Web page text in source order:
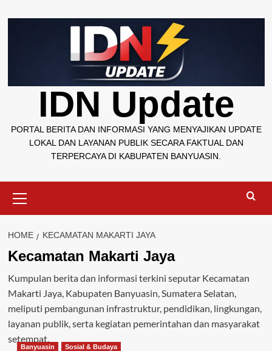
to
IDN Update
PORTAL BERITA DAN INFORMASI YANG MENYAJIKAN UPDATE
LOKAL DAN LAYANAN PUBLIK SECARA FAKTUAL DAN
TERPERCAYA DI KABUPATEN BANYUASIN.
Menu
HOME KECAMATAN MAKARTI JAYA
Kecamatan Makarti Jaya
Kumpulan berita dan informasi terkini seputar Kecamatan
Makarti Jaya, Kabupaten Banyuasin, Sumatera Selatan,
meliputi pembangunan infrastruktur, pendidikan, lingkungan,
layanan publik, serta kegiatan pemerintahan dan masyarakat
setempat.
Banyuasin Sosial & Budaya